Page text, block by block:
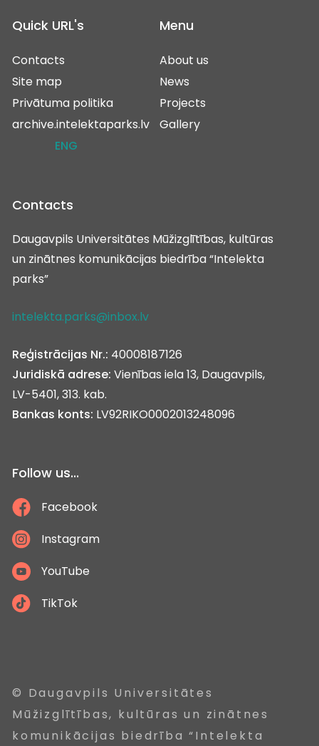
Quick URL's
Contacts
Site map
Privātuma politika
archive.intelektaparks.lv
ENG
Menu
About us
News
Projects
Gallery
Contacts
Daugavpils Universitātes Mūžizglītības, kultūras
un zinātnes komunikācijas biedrība “Intelekta
parks”
intelekta.parks@inbox.lv
Reģistrācijas Nr.: 40008187126
Juridiskā adrese: Vienības iela 13, Daugavpils,
LV-5401, 313. kab.
Bankas konts: LV92RIKO0002013248096
Follow us...
Facebook
Instagram
YouTube
TikTok
© Daugavpils Universitātes
Mūžizglītības, kultūras un zinātnes
komunikācijas biedrība “Intelekta